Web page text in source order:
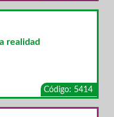
realidad
Código: 5414